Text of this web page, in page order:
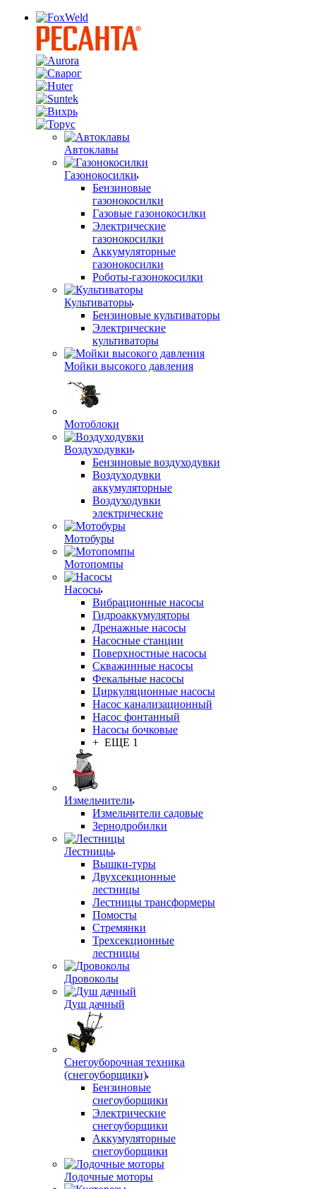
Автоклавы
Газонокосилки
Бензиновые
газонокосилки
Газовые газонокосилки
Электрические
газонокосилки
Аккумуляторные
газонокосилки
Роботы-газонокосилки
Культиваторы
Бензиновые культиваторы
Электрические
культиваторы
Мойки высокого давления
Мотоблоки
Воздуходувки
Бензиновые воздуходувки
Воздуходувки
аккумуляторные
Воздуходувки
электрические
Мотобуры
Мотопомпы
Насосы
Вибрационные насосы
Гидроаккумуляторы
Дренажные насосы
Насосные станции
Поверхностные насосы
Скважинные насосы
Фекальные насосы
Циркуляционные насосы
Насос канализационный
Насос фонтанный
Насосы бочковые
+ ЕЩЕ 1
Измельчители
Измельчители садовые
Зернодробилки
Лестницы
Вышки-туры
Двухсекционные
лестницы
Лестницы трансформеры
Помосты
Стремянки
Трехсекционные
лестницы
Дровоколы
Душ дачный
Снегоуборочная техника
(снегоуборщики)
Бензиновые
снегоуборщики
Электрические
снегоуборщики
Аккумуляторные
снегоуборщики
Лодочные моторы